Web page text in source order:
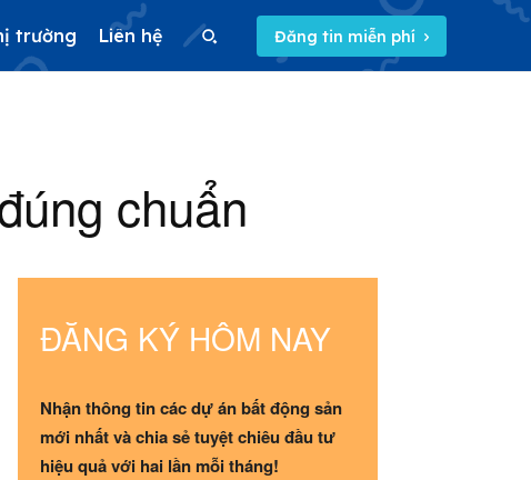
trường Liên hệ Đăng tin miễn phí
chuẩn
ĐĂNG KÝ HÔM NAY
Nhận thông tin các dự án bất động sản
mới nhất và chia sẻ tuyệt chiêu đầu tư
hiệu quả với hai lần mỗi tháng!